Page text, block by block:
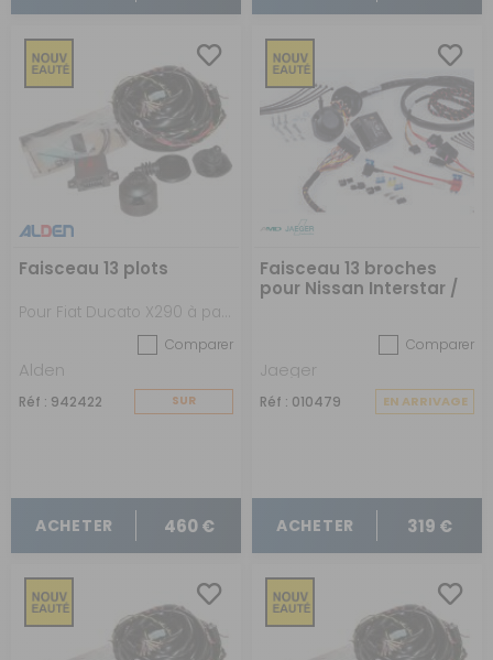
Faisceau 13 plots
Comparer
Alden
Réf : 942422
SUR
ACHETER 460 €
Faisceau 13 broches
pour Nissan Interstar /
Comparer
Jaeger
Réf : 010479 EN ARRIVAGE
ACHETER 319 €